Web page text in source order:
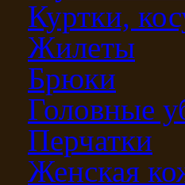
Куртки,
Жилеты
Брюки
Головные
Перчатки
Женская